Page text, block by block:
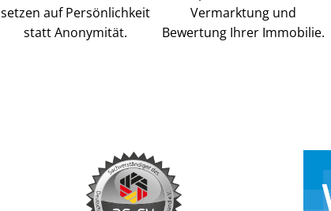
setzen auf Persönlichkeit
statt Anonymität.
Vermarktung und
Bewertung Ihrer Immobilie.